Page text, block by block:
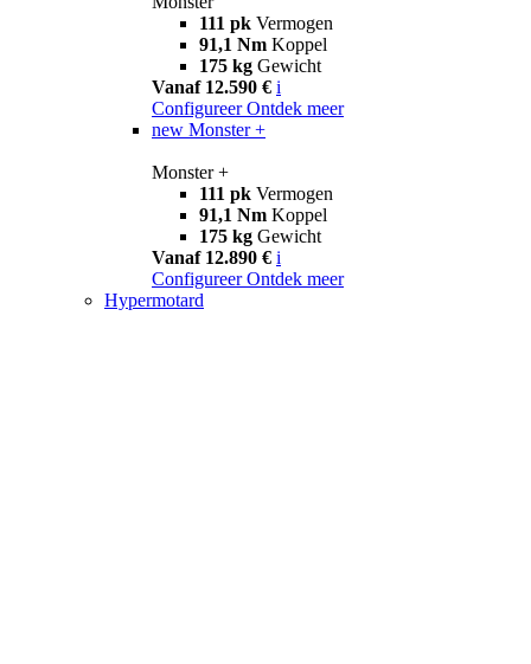
111 pk Vermogen
91,1 Nm Koppel
175 kg Gewicht
Vanaf 12.590 € i
Configureer Ontdek meer
new Monster +
Monster +
111 pk Vermogen
91,1 Nm Koppel
175 kg Gewicht
Vanaf 12.890 € i
Configureer Ontdek meer
Hypermotard